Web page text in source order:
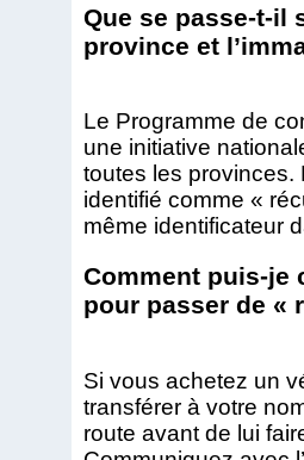
Que se passe-t-il
province et
Le Programme de
une initiative
toutes les provinces.
identifié comme «
même identificateur
Comment puis-je
pour passer de «
Si vous achetez un
transférer à votre
route avant de lui